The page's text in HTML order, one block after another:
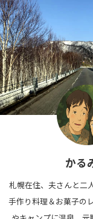
かる
札幌在住、夫さんと二
手作り料理＆お菓子の